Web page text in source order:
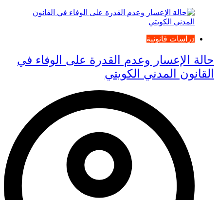
دراسات قانونية
حالة الإعسار وعدم القدرة على الوفاء في
القانون المدني الكويتي